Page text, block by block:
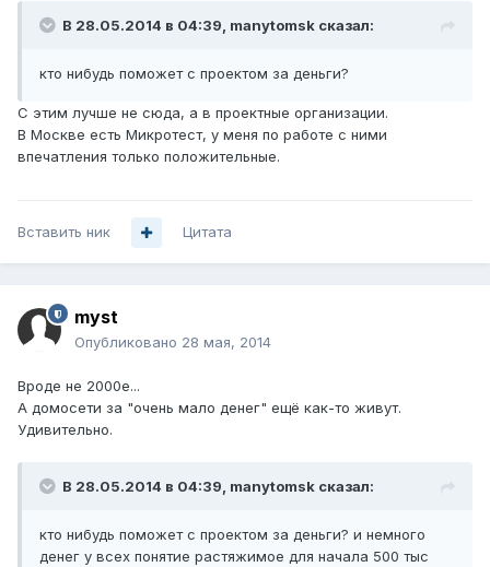
В 28.05.2014 в 04:39, manytomsk сказал:
кто нибудь поможет с проектом за деньги?
С этим лучше не сюда, а в проектные организации.
В Москве есть Микротест, у меня по работе с ними
впечатления только положительные.
Вставить ник Цитата
myst
Опубликовано 28 мая, 2014
Вроде не 2000е...
А домосети за "очень мало денег" ещё как-то живут.
Удивительно.
В 28.05.2014 в 04:39, manytomsk сказал:
кто нибудь поможет с проектом за деньги? и немного
денег у всех понятие растяжимое для начала 500 тыс